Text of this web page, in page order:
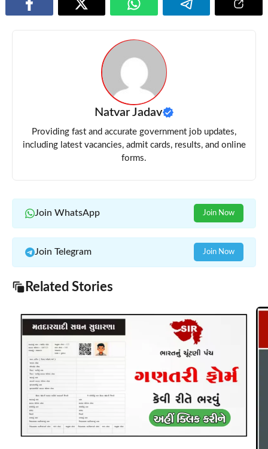
Natvar Jadav
Providing fast and accurate government job updates,
including latest vacancies, admit cards, results, and online
forms.
Join WhatsApp Join Now
Join Telegram Join Now
Related Stories